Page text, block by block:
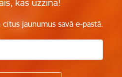
kas uzzina!
jaunumus savā e-pastā.